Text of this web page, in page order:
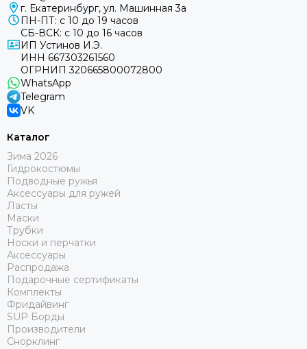
г. Екатеринбург, ул. Машинная 3а
ПН-ПТ: с 10 до 19 часов
СБ-ВСК: с 10 до 16 часов
ИП Устинов И.Э.
ИНН 667303261560
ОГРНИП 320665800072800
WhatsApp
Telegram
VK
Каталог
Зима 2026
Гидрокостюмы
Подводные ружья
Аксессуары для ружей
Ласты
Маски
Трубки
Носки и перчатки
Аксессуары
Распродажа
Подарочные сертификаты
Комплекты
Фридайвинг
SUP Борды
Производители
Снорклинг